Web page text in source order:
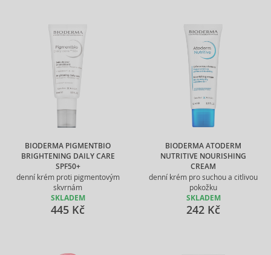
BIODERMA PIGMENTBIO
BRIGHTENING DAILY CARE
SPF50+
denní krém proti pigmentovým
skvrnám
SKLADEM
445 Kč
BIODERMA ATODERM
NUTRITIVE NOURISHING
CREAM
denní krém pro suchou a citlivou
pokožku
SKLADEM
242 Kč